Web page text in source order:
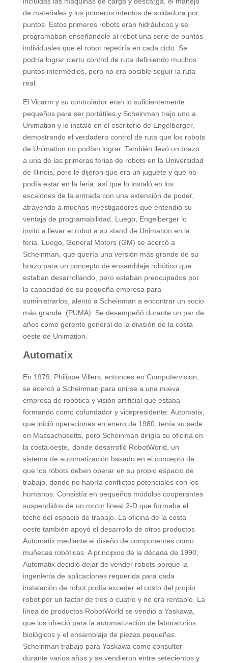
de materiales y los primeros intentos de soldadura por
puntos. Estos primeros robots eran hidráulicos y se
programaban enseñándole al robot una serie de puntos
individuales que el robot repetiría en cada ciclo. Se
podría lograr cierto control de ruta definiendo muchos
puntos intermedios, pero no era posible seguir la ruta
real.
El Vicarm y su controlador eran lo suficientemente
pequeños para ser portátiles y Scheinman trajo uno a
Unimation y lo instaló en el escritorio de Engelberger,
demostrando el verdadero control de ruta que los robots
de Unimation no podían lograr. También llevó un brazo
a una de las primeras ferias de robots en la Universidad
de Illinois, pero le dijeron que era un juguete y que no
podía estar en la feria, así que lo instaló en los
escalones de la entrada con una extensión de poder,
atrayendo a muchos investigadores que entendió su
ventaja de programabilidad. Luego, Engelberger lo
invitó a llevar el robot a su stand de Unimation en la
feria. Luego, General Motors (GM) se acercó a
Scheinman, que quería una versión más grande de su
brazo para un concepto de ensamblaje robótico que
estaban desarrollando, pero estaban preocupados por
la capacidad de su pequeña empresa para
suministrarlos, alentó a Scheinman a encontrar un socio
más grande. (PUMA). Se desempeñó durante un par de
años como gerente general de la división de la costa
oeste de Unimation.
Automatix
En 1979, Philippe Villers, entonces en Computervision,
se acercó a Scheinman para unirse a una nueva
empresa de robótica y visión artificial que estaba
formando como cofundador y vicepresidente. Automatix,
que inició operaciones en enero de 1980, tenía su sede
en Massachusetts, pero Scheinman dirigía su oficina en
la costa oeste, donde desarrolló RobotWorld, un
sistema de automatización basado en el concepto de
que los robots deben operar en su propio espacio de
trabajo, donde no habría conflictos potenciales con los
humanos. Consistía en pequeños módulos cooperantes
suspendidos de un motor lineal 2-D que formaba el
techo del espacio de trabajo. La oficina de la costa
oeste también apoyó el desarrollo de otros productos
Automatix mediante el diseño de componentes como
muñecas robóticas. A principios de la década de 1990,
Automatix decidió dejar de vender robots porque la
ingeniería de aplicaciones requerida para cada
instalación de robot podía exceder el costo del propio
robot por un factor de tres o cuatro y no era rentable. La
línea de productos RobotWorld se vendió a Yaskawa,
que los ofreció para la automatización de laboratorios
biológicos y el ensamblaje de piezas pequeñas.
Scheinman trabajó para Yaskawa como consultor
durante varios años y se vendieron entre setecientos y